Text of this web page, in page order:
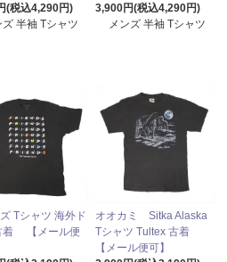
(税込4,290円)
ズ 半袖 Tシャツ
3,900円(税込4,290円)
メンズ 半袖 Tシャツ
Tシャツ 海外ド
着 【メール便
オオカミ Sitka Alaska
Tシャツ Tultex 古着
【メール便可】